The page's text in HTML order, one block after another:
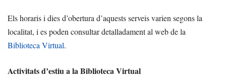
Els horaris i dies d’obertura d’aquests serveis varien segons la
localitat, i es poden consultar detalladament al web de la
Biblioteca Virtual.
Activitats d’estiu a la Biblioteca Virtual